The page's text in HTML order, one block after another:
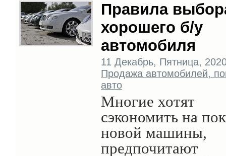
Правила
хорошего б/у
автомобиля
11 Декабрь, Пятница,
Продажа автомобилей,
авто
Многие хотят
сэкономить на
новой машины,
предпочитают